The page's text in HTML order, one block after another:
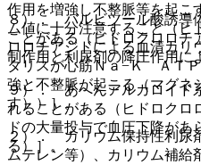
８）． バルビツール酸誘導
ことがある（ヒドロクロロチ
制作用と利尿剤の降圧作用に
９）． あへんアルカロイド
れることがある（ヒドロクロ
ドの大量投与で血圧下降が
る）］。
作用を増強し不整脈等を起こ
ム値に十分注意すること（ヒ
ロロチアジドによる血清カリ
タリスが心筋Ｎａ−Ｋ ＡＴ
強と不整脈が起こる（マグネ
す））］。
２）． カリウム保持性利尿
ムテレン等）、カリウム補給